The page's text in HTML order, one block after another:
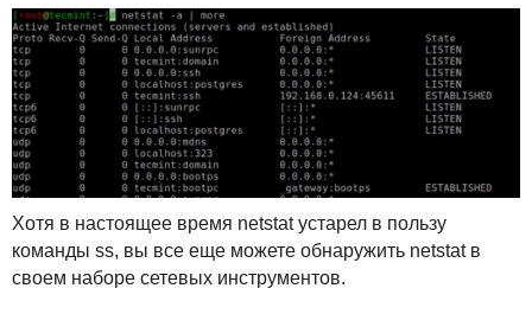
Хотя в настоящее время netstat устарел в пользу
команды ss, вы все еще можете обнаружить netstat в
своем наборе сетевых инструментов.